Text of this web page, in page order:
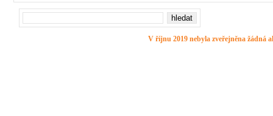
V říjnu 2019 nebyla zveřejněna žádná